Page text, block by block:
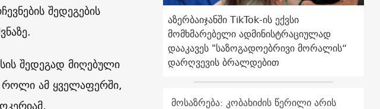
შედეგების
შედეგად მიღებული
როლი ამ ყველაფერში,
აზერბაიჯანში TikTok-ის ექვსი
მომხმარებელი ადმინისტრაციულად
დააკავეს "საზოგადოებრივი მორალის“
დარღვევის ბრალდებით
მოსაზრება: კობახიძის წერილი არის